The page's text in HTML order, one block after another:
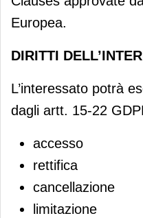
Europea.
DIRITTI
L’interessato potrà
dagli artt. 15-22
accesso
rettifica
cancellazione
limitazione